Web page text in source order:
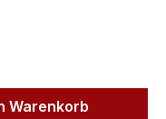
Warenkorb